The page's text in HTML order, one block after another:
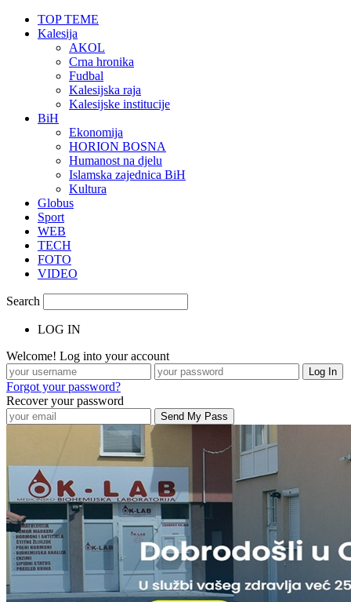
TOP TEME
Kalesija
AKOL
Crna hronika
Fudbal
Kalesijska raja
Kalesijske institucije
BiH
Ekonomija
HORION BOSNA
Humanost na djelu
Islamska zajednica BiH
Kultura
Globus
Sport
WEB
TECH
FOTO
VIDEO
Search
LOG IN
Welcome! Log into your account
Forgot your password?
Recover your password